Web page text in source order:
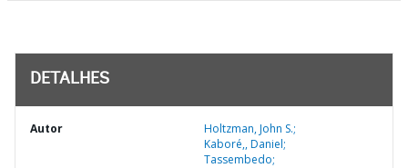
DETALHES
Autor
Holtzman, John S.;
Kaboré,, Daniel;
Tassembedo;